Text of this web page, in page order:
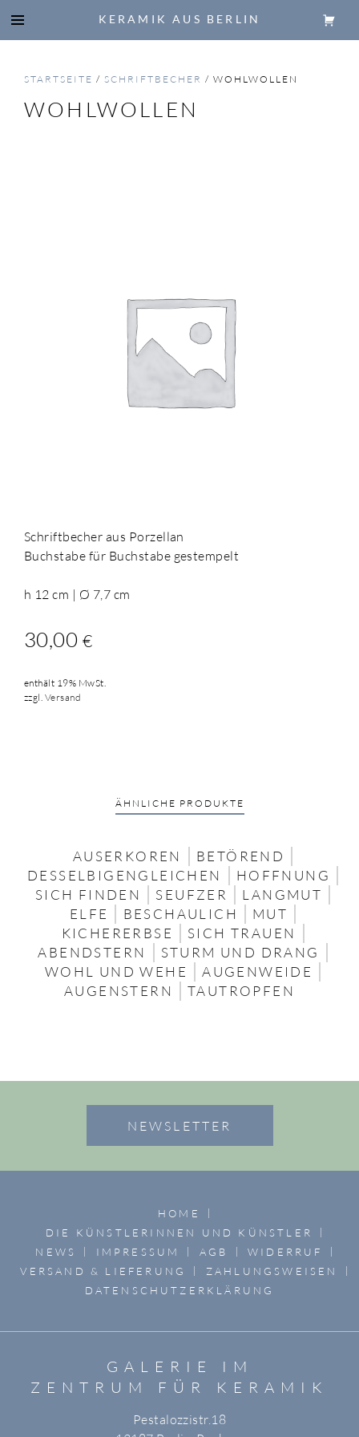
KERAMIK AUS BERLIN
STARTSEITE / SCHRIFTBECHER / WOHLWOLLEN
WOHLWOLLEN
Schriftbecher aus Porzellan
Buchstabe für Buchstabe gestempelt
h 12 cm | Ø 7,7 cm
30,00 €
enthält 19% MwSt.
zzgl. Versand
ÄHNLICHE PRODUKTE
AUSERKOREN
BETÖREND
DESSELBIGENGLEICHEN
HOFFNUNG
SICH FINDEN
SEUFZER
LANGMUT
ELFE
BESCHAULICH
MUT
KICHERERBSE
SICH TRAUEN
ABENDSTERN
STURM UND DRANG
WOHL UND WEHE
AUGENWEIDE
AUGENSTERN
TAUTROPFEN
NEWSLETTER
HOME
DIE KÜNSTLERINNEN UND KÜNSTLER
NEWS
IMPRESSUM AGB
WIDERRUF
VERSAND & LIEFERUNG
ZAHLUNGSWEISEN
DATENSCHUTZERKLÄRUNG
GALERIE IM
ZENTRUM FÜR KERAMIK
Pestalozzistr.18